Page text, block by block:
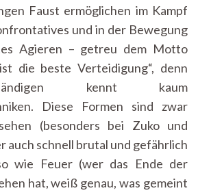
Faust ermöglichen im Kampf
und in der Bewegung
Agieren – getreu dem Motto
die beste Verteidigung“, denn
kennt kaum
Diese Formen sind zwar
(besonders bei Zuko und
auch schnell brutal und gefährlich
wie Feuer (wer das Ende der
hat, weiß genau, was gemeint